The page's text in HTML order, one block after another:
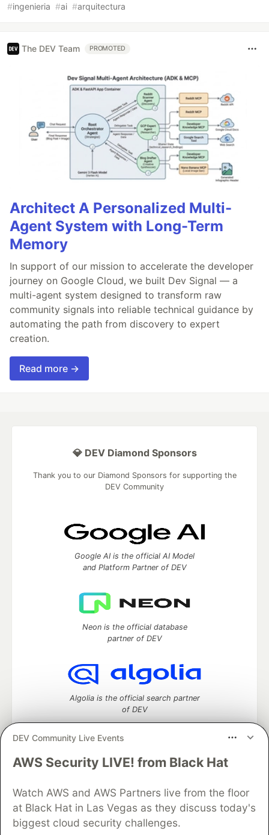
#ingenieria #ai #arquitectura
The DEV Team PROMOTED
Architect A Personalized Multi-
Agent System with Long-Term
Memory
In support of our mission to accelerate the developer
journey on Google Cloud, we built Dev Signal — a
multi-agent system designed to transform raw
community signals into reliable technical guidance by
automating the path from discovery to expert
creation.
Read more →
DEV Community Live Events
AWS Security LIVE! from Black Hat
Watch AWS and AWS Partners live from the floor
at Black Hat in Las Vegas as they discuss today's
biggest cloud security challenges.
💎 DEV Diamond Sponsors
Thank you to our Diamond Sponsors for supporting the
DEV Community
Google AI is the official AI Model
and Platform Partner of DEV
Neon is the official database
partner of DEV
Algolia is the official search partner
of DEV
DEV Community— A space to discuss and keep up software
Home
DEV Challenges DEV++
Videos
DEV Education Tracks
DEV Help
Advertise on DEV
Organization Accounts
DEV Showcase
Contact
Free Postgres Database
DEV Shop